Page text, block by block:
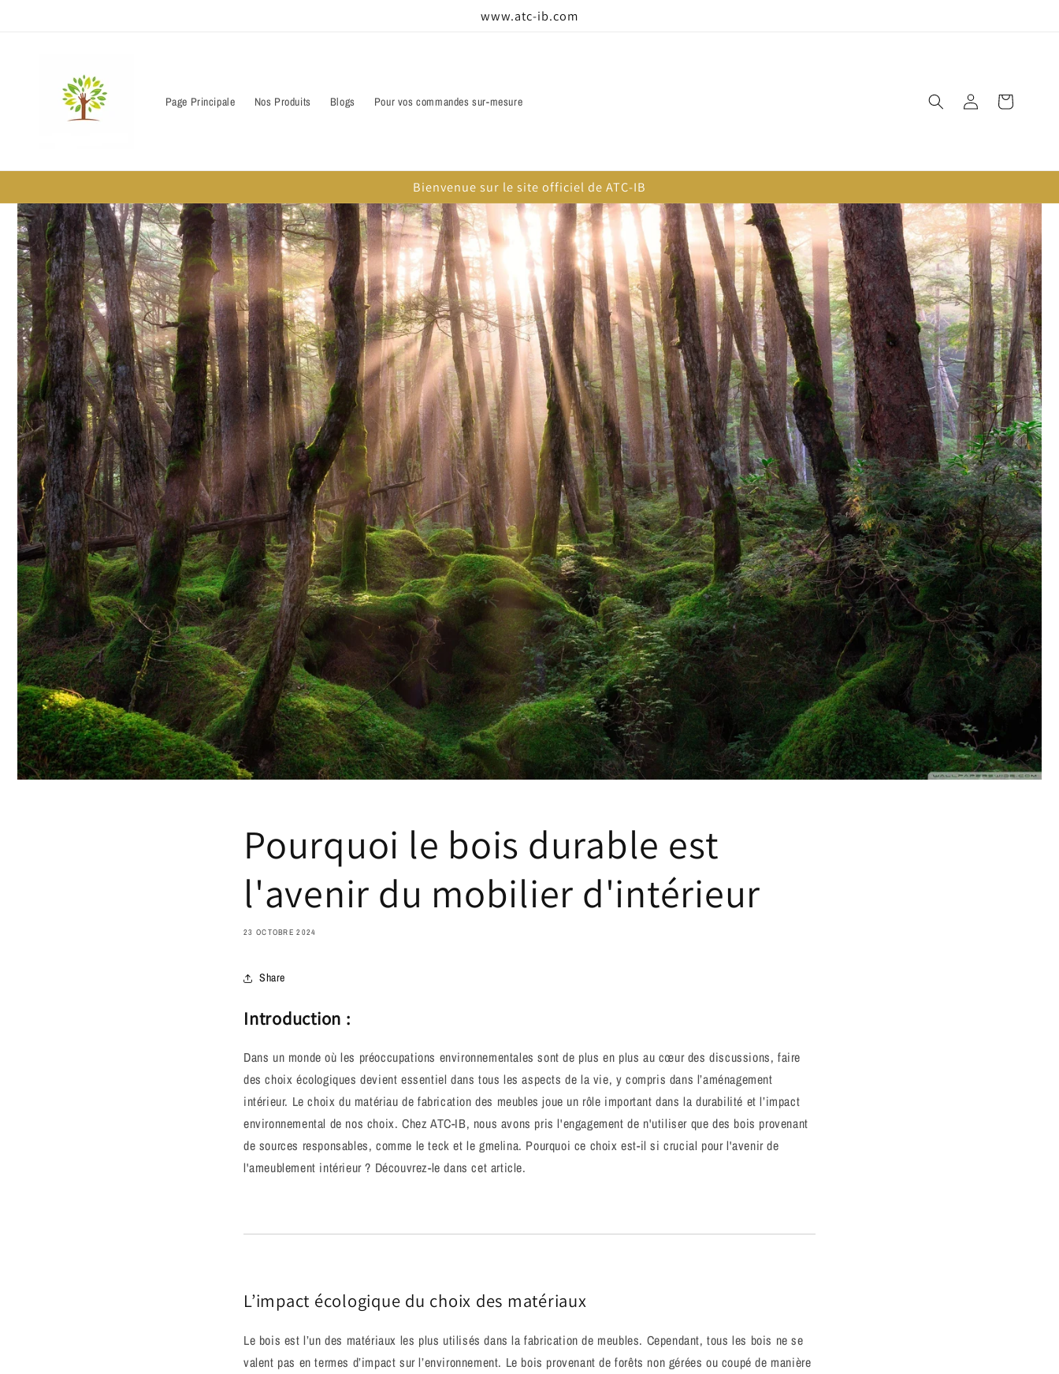
www.atc-ib.com
Page Principale Nos Produits Blogs Pour vos commandes sur-mesure Connexion Panier
Bienvenue sur le site officiel de ATC-IB
Pourquoi le bois durable est
l'avenir du mobilier d'intérieur
23 OCTOBRE 2024
Share
Introduction :
Dans un monde où les préoccupations environnementales sont de plus en plus au cœur des discussions, faire
des choix écologiques devient essentiel dans tous les aspects de la vie, y compris dans l’aménagement
intérieur. Le choix du matériau de fabrication des meubles joue un rôle important dans la durabilité et l’impact
environnemental de nos choix. Chez ATC-IB, nous avons pris l'engagement de n'utiliser que des bois provenant
de sources responsables, comme le teck et le gmelina. Pourquoi ce choix est-il si crucial pour l'avenir de
l'ameublement intérieur ? Découvrez-le dans cet article.
L’impact écologique du choix des matériaux
Le bois est l’un des matériaux les plus utilisés dans la fabrication de meubles. Cependant, tous les bois ne se
valent pas en termes d’impact sur l’environnement. Le bois provenant de forêts non gérées ou coupé de manière